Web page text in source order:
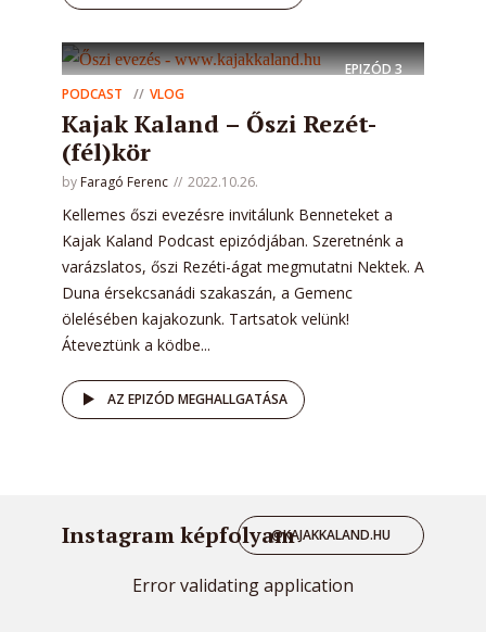
EPIZÓD3
PODCAST
VLOG
Kajak Kaland – Őszi Rezét-
(fél)kör
by Faragó Ferenc 2022.10.26.
Kellemes őszi evezésre invitálunk Benneteket a
Kajak Kaland Podcast epizódjában. Szeretnénk a
varázslatos, őszi Rezéti-ágat megmutatni Nektek. A
Duna érsekcsanádi szakaszán, a Gemenc
ölelésében kajakozunk. Tartsatok velünk!
Áteveztünk a ködbe...
AZ EPIZÓD MEGHALLGATÁSA
Instagram képfolyam@KAJAKKALAND.HU
Error validating application